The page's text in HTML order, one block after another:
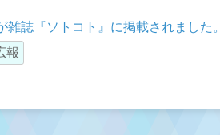
誌『ソトコト』に掲載されました。
報